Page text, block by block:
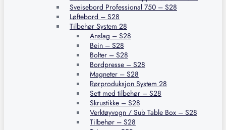
Sveisebord Professional 750 – S28
Løftebord – S28
Tilbehør System 28
Anslag – S28
Bein – S28
Bolter – S28
Bordpresse – S28
Magneter – S28
Rørproduksjon System 28
Sett med tilbehør – S28
Skrustikke – S28
Verktøyvogn / Sub Table Box – S28
Tilbehør – S28